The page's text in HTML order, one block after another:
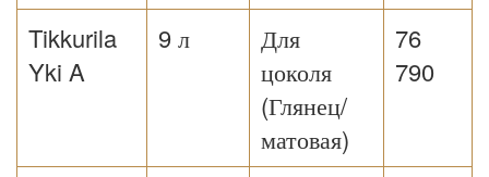
Tikkurila
Yki A
9 л
Для
цоколя
(Глянец/
матовая)
76
790